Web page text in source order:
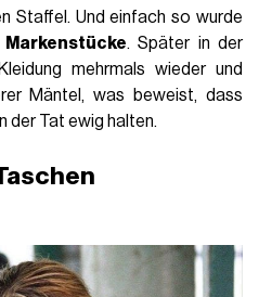
Staffel. Und einfach so wurde
. Später in der
mehrmals wieder und
Mäntel, was beweist, dass
der Tat ewig halten.